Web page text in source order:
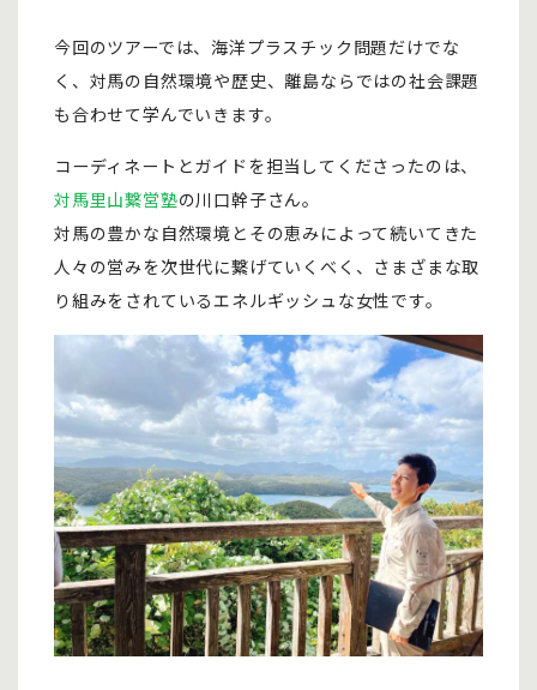
今回のツアーでは、海洋プラスチック問題だけでな
く、対馬の自然環境や歴史、離島ならではの社会課題
も合わせて学んでいきます。
コーディネートとガイドを担当してくださったのは、
対馬里山繋営塾の川口幹子さん。
対馬の豊かな自然環境とその恵みによって続いてきた
人々の営みを次世代に繋げていくべく、さまざまな取
り組みをされているエネルギッシュな女性です。